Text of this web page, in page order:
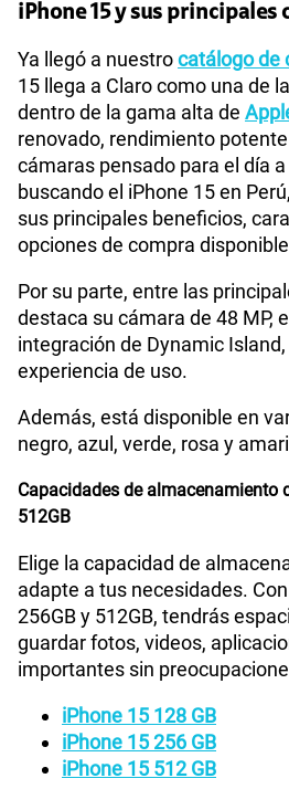
Sistema operativo
Procesador
Tamaño de Pantalla
WiFI
Bluetooth
Cámara de fotos Principal
Cámara de fotos Frontal
Radio FM
iPhone 15 y sus principales
Ya llegó a nuestrocatálogo de
15 llega a Claro como una de
dentro de la gama alta de
renovado, rendimiento
cámaras pensado para el día
buscando el iPhone 15 en
sus principales beneficios,
opciones de compra
Por su parte, entre las
destaca su cámara de 48 MP,
integración de Dynamic
experiencia de uso.
Además, está disponible en
negro, azul, verde, rosa y
Capacidades de almacenamiento
512GB
Elige la capacidad de
adapte a tus necesidades.
256GB y 512GB, tendrás
guardar fotos, videos,
importantes sin
iPhone 15 128 GB
iPhone 15 256 GB
iPhone 15 512 GB